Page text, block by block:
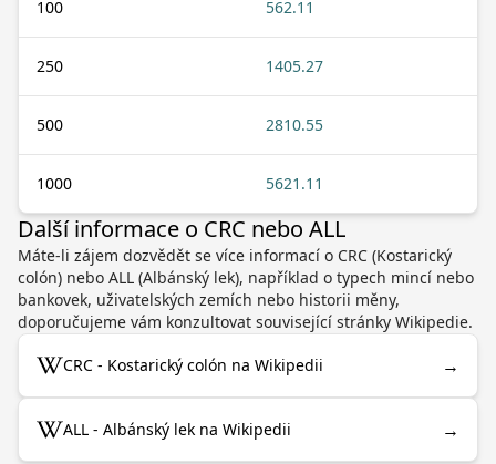
100 562.11
250 1405.27
500 2810.55
1000 5621.11
Další informace o CRC nebo ALL
Máte-li zájem dozvědět se více informací o CRC (Kostarický
colón) nebo ALL (Albánský lek), například o typech mincí nebo
bankovek, uživatelských zemích nebo historii měny,
doporučujeme vám konzultovat související stránky Wikipedie.
CRC - Kostarický colón na Wikipedii →
ALL - Albánský lek na Wikipedii →